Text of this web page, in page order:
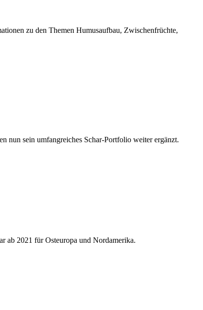
zu den Themen Humusaufbau, Zwischenfrüchte,
nun sein umfangreiches Schar-Portfolio weiter ergänzt.
ab 2021 für Osteuropa und Nordamerika.